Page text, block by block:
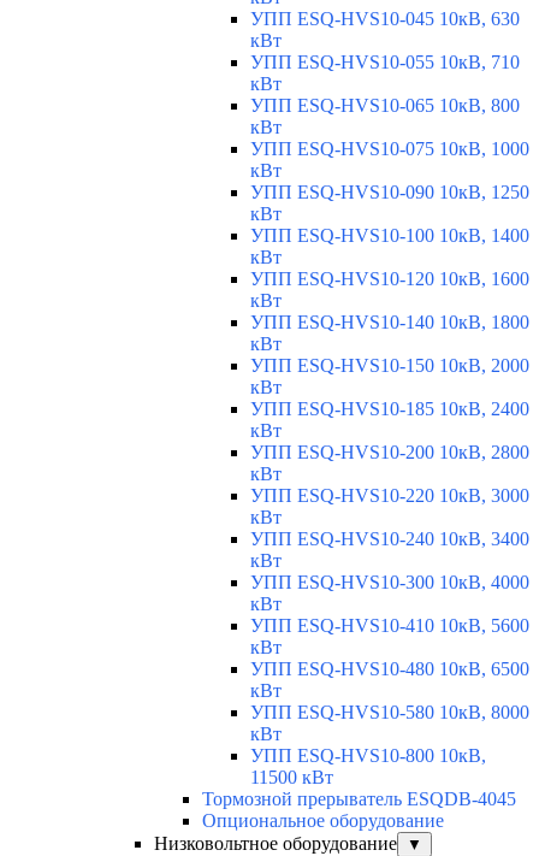
УПП ESQ-HVS10-045 10кВ, 630
кВт
УПП ESQ-HVS10-055 10кВ, 710
кВт
УПП ESQ-HVS10-065 10кВ, 800
кВт
УПП ESQ-HVS10-075 10кВ, 1000
кВт
УПП ESQ-HVS10-090 10кВ, 1250
кВт
УПП ESQ-HVS10-100 10кВ, 1400
кВт
УПП ESQ-HVS10-120 10кВ, 1600
кВт
УПП ESQ-HVS10-140 10кВ, 1800
кВт
УПП ESQ-HVS10-150 10кВ, 2000
кВт
УПП ESQ-HVS10-185 10кВ, 2400
кВт
УПП ESQ-HVS10-200 10кВ, 2800
кВт
УПП ESQ-HVS10-220 10кВ, 3000
кВт
УПП ESQ-HVS10-240 10кВ, 3400
кВт
УПП ESQ-HVS10-300 10кВ, 4000
кВт
УПП ESQ-HVS10-410 10кВ, 5600
кВт
УПП ESQ-HVS10-480 10кВ, 6500
кВт
УПП ESQ-HVS10-580 10кВ, 8000
кВт
УПП ESQ-HVS10-800 10кВ,
11500 кВт
Тормозной прерыватель ESQDB-4045
Опциональное оборудование
Низковольтное оборудование
▼